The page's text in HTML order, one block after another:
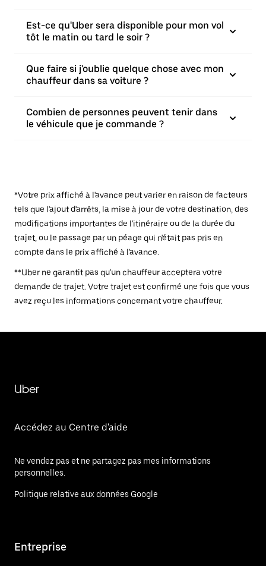
Est-ce qu'Uber sera disponible pour mon vol
tôt le matin ou tard le soir ?
Que faire si j'oublie quelque chose avec mon
chauffeur dans sa voiture ?
Combien de personnes peuvent tenir dans
le véhicule que je commande ?
*Votre prix affiché à l'avance peut varier en raison de facteurs
tels que l'ajout d'arrêts, la mise à jour de votre destination, des
modifications importantes de l'itinéraire ou de la durée du
trajet, ou le passage par un péage qui n'était pas pris en
compte dans le prix affiché à l'avance.
**Uber ne garantit pas qu'un chauffeur acceptera votre
demande de trajet. Votre trajet est confirmé une fois que vous
avez reçu les informations concernant votre chauffeur.
Uber
Accédez au Centre d'aide
Ne vendez pas et ne partagez pas mes informations
personnelles.
Politique relative aux données Google
Entreprise